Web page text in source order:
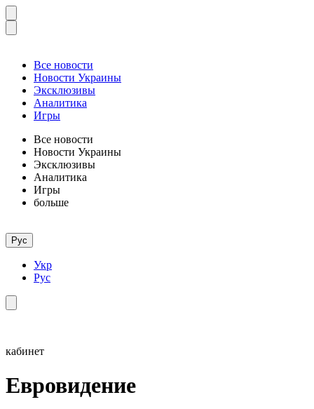
Все новости
Новости Украины
Эксклюзивы
Аналитика
Игры
Все новости
Новости Украины
Эксклюзивы
Аналитика
Игры
больше
Рус
Укр
Рус
кабинет
Евровидение